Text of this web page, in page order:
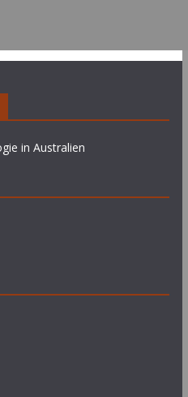
in Australien